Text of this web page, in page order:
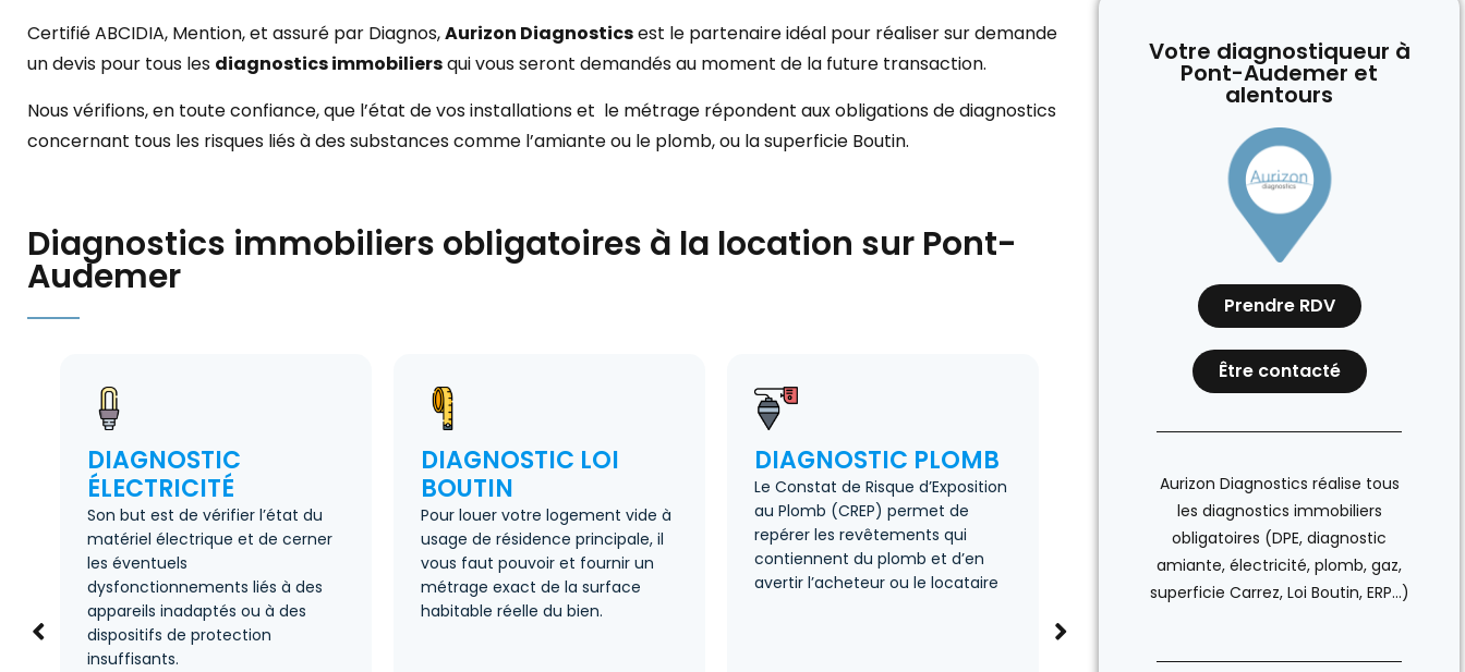
Certifié ABCIDIA, Mention, et assuré par Diagnos,Aurizon Diagnosticsest le partenaire idéal pour réaliser sur demande
un devis pour tous les diagnostics immobiliersqui vous seront demandés au moment de la future transaction.
Nous vérifions, en toute confiance, que l’état de vos installations et le métrage répondent aux obligations de diagnostics
concernant tous les risques liés à des substances comme l’amiante ou le plomb, ou la superficie Boutin.
Diagnostics immobiliers obligatoires à la location sur Pont-
Audemer
DIAGNOSTIC
ÉLECTRICITÉ
Son but est de vérifier l’état du
matériel électrique et de cerner
les éventuels
dysfonctionnements liés à des
appareils inadaptés ou à des
dispositifs de protection
insuffisants.
DIAGNOSTIC LOI
BOUTIN
Pour louer votre logement vide à
usage de résidence principale, il
vous faut pouvoir et fournir un
métrage exact de la surface
habitable réelle du bien.
DIAGNOSTIC PLOMB
Le Constat de Risque d’Exposition
au Plomb (CREP) permet de
repérer les revêtements qui
contiennent du plomb et d’en
avertir l’acheteur ou le locataire
L'Etat des Risques et Pollutions
(anciennement ERNMT ou ESRIS),
permet d’informer le futur
occupant des risques auxquels le
bien est exposé tels que les
inondations, les avalanches, les
Votre diagnostiqueur à
Pont-Audemer et
alentours
Prendre RDV
Être contacté
Aurizon Diagnostics réalise tous
les diagnostics immobiliers
obligatoires (DPE, diagnostic
amiante, électricité, plomb, gaz,
superficie Carrez, Loi Boutin, ERP…)